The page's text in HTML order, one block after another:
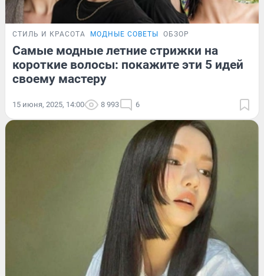
СТИЛЬ И КРАСОТА МОДНЫЕ СОВЕТЫ ОБЗОР
Самые модные летние стрижки на
короткие волосы: покажите эти 5 идей
своему мастеру
15 июня, 2025, 14:00 8 993 6